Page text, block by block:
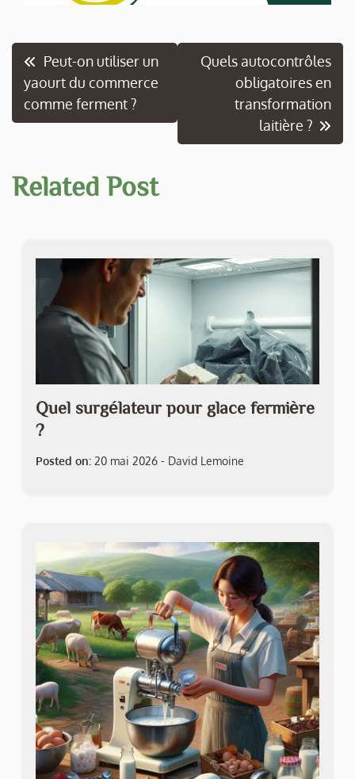
Navigation
de
l’article
Peut-on utiliser un
yaourt du commerce
comme ferment ?
Quels autocontrôles
obligatoires en
transformation
laitière ?
Related Post
Quel surgélateur pour glace fermière
?
Posted on: 20 mai 2026 - David Lemoine